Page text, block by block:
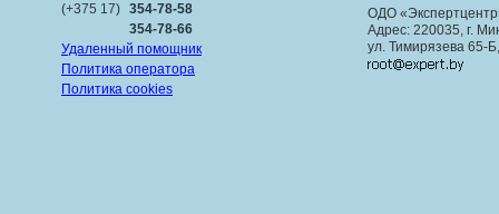
(+375 17) 354-78-58
354-78-66
Удаленный помощник
Политика оператора
Политика cookies
ОДО
Адрес: 220035, г.
ул. Тимирязева 65-